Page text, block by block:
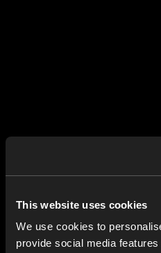
This website uses cookies
We use cookies to
provide social media